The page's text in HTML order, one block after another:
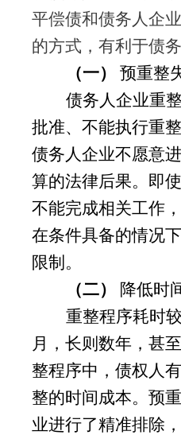
平偿债和债务人企
的方式，有利于债
（一） 预重整
债务人企业重
批准、不能执行重
债务人企业不愿意
算的法律后果。即
不能完成相关工作
在条件具备的情况
限制。
（二） 降低时
重整程序耗时
月，长则数年，甚
整程序中，债权人
整的时间成本。预
业进行了精准排除